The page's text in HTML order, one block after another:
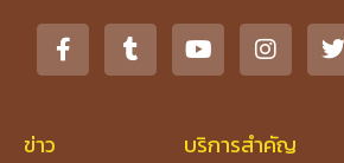
ข่าว บริการสำคัญ